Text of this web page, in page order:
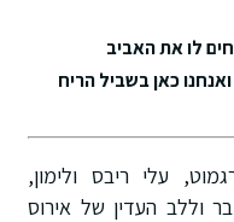
לו את האביב
עלי ריבס ולימון,
וללב העדין של אירוס